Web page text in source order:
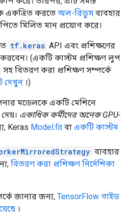
একত্রিত করতে অল-রিডুস ব্যবহার
মিলিত মান প্রয়োগ করে।
tf.keras API এবং প্রশিক্ষণের
(একটি কাস্টম প্রশিক্ষণ লুপ
সহ বিতরণ করা প্রশিক্ষণ সম্পর্কে
দেখুন ।)
মডেলকে একটি মেশিনে
একাধিক কর্মীদের অনেক GPU-
Keras Model.fit বা একটি কাস্টম
ব্যবহার
বিতরণ করা প্রশিক্ষণ নির্দেশিকা
জানার জন্য, TensorFlow গাইড
।